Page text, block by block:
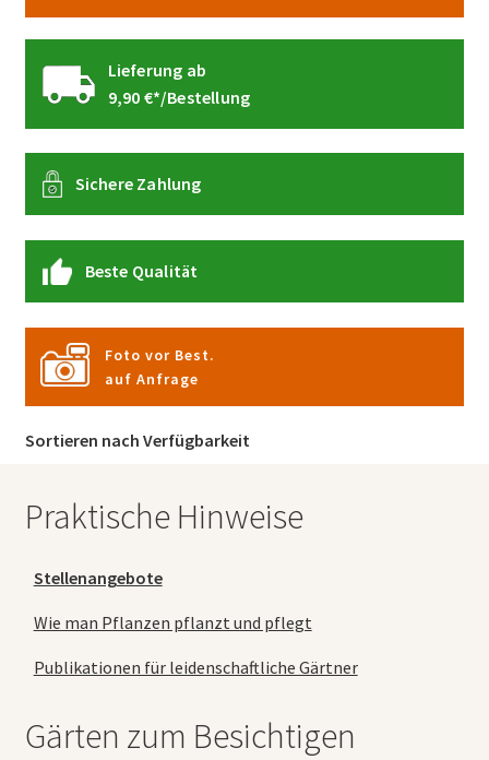
Lieferung ab
9,90 €*/Bestellung
Sichere Zahlung
Beste Qualität
Foto vor Best.
auf Anfrage
Sortieren nach Verfügbarkeit
Praktische Hinweise
Stellenangebote
Wie man Pflanzen pflanzt und pflegt
Publikationen für leidenschaftliche Gärtner
Gärten zum Besichtigen